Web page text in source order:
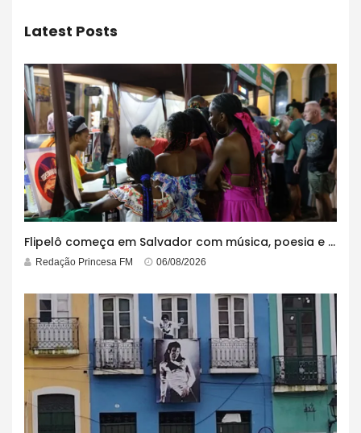
Latest Posts
Flipelô começa em Salvador com música, poesia e grande participação
Redação Princesa FM 06/08/2026